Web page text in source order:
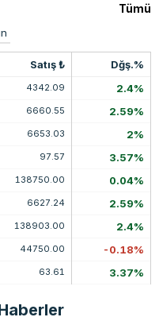
Tümü
Satış ₺ Dğş.%
4342.09 2.4%
6660.55 2.59%
6653.03 2%
97.57 3.57%
138750.00 0.04%
6627.24 2.59%
138903.00 2.4%
44750.00 -0.18%
63.61 3.37%